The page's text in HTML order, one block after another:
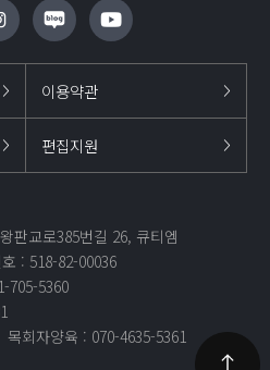
이용약관
편집지원
판교로385번길 26, 큐티엠
: 518-82-00036
705-5360
목회자양육 : 070-4635-5361